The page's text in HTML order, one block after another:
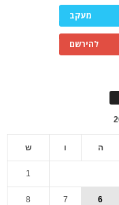
מעקב
להירשם
ה ו ש
1
6
7
8